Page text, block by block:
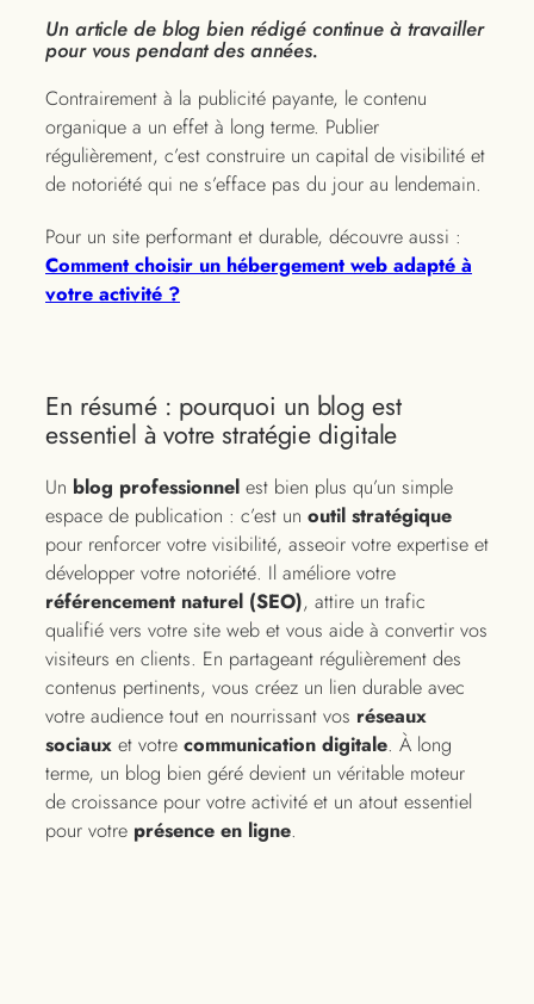
Un article de blog bien rédigé continue à travailler
pour vous pendant des années.
Contrairement à la publicité payante, le contenu
organique a un effet à long terme. Publier
régulièrement, c’est construire un capital de visibilité et
de notoriété qui ne s’efface pas du jour au lendemain.
Pour un site performant et durable, découvre aussi :
Comment choisir un hébergement web adapté à
votre activité ?
En résumé : pourquoi un blog est
essentiel à votre stratégie digitale
Un blog professionnel est bien plus qu’un simple
espace de publication : c’est un outil stratégique
pour renforcer votre visibilité, asseoir votre expertise et
développer votre notoriété. Il améliore votre
référencement naturel (SEO), attire un trafic
qualifié vers votre site web et vous aide à convertir vos
visiteurs en clients. En partageant régulièrement des
contenus pertinents, vous créez un lien durable avec
votre audience tout en nourrissant vos réseaux
sociaux et votre communication digitale. À long
terme, un blog bien géré devient un véritable moteur
de croissance pour votre activité et un atout essentiel
pour votre présence en ligne.